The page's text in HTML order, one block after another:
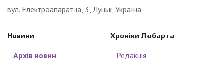
вул. Електроапаратна, 3, Луцьк, Україна
Новини
Архів новин
Хроніки Любарта
Редакція